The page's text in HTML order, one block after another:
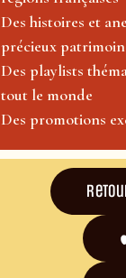
Des histoires et
précieux
Des playlists
tout le monde
Des promotions